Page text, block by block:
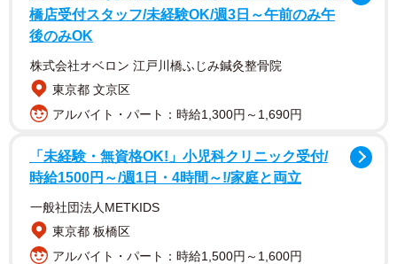
ます。この膠着状態を打破するためにADの井上さんが協力
張る始末に。
これまでの歴代ADは課長を上手くサポートしていたことか
ら、同作はADに課長が翻弄される珍しい回といえるでしょ
う。ちなみに『魂斗羅』は、最終的に課長ひとりで黙々と
橋店受付スタッフ/未経験OK/週3日～午前のみ午
後のみOK
株式会社オベロン 江戸川橋ふじみ鍼灸整骨院
東京都 文京区
アルバイト・パート：時給1,300円～1,690円
「未経験・無資格OK!」小児科クリニック受付/
時給1500円～/週1日・4時間～!/家庭と両立
一般社団法人METKIDS
東京都 板橋区
アルバイト・パート：時給1,500円～1,600円